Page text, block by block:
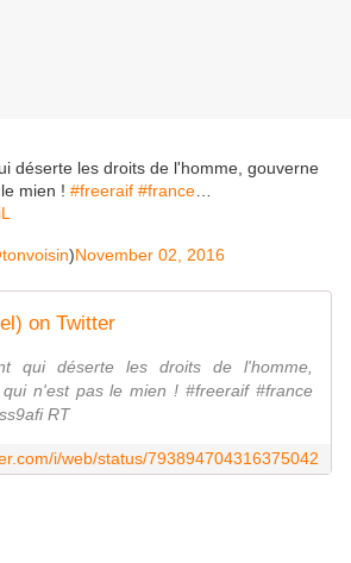
déserte les droits de l'homme, gouverne
mien ! #freeraif #france
)November 02, 2016
on Twitter
qui déserte les droits de l'homme,
n'est pas le mien ! #freeraif #france
RT
i/web/status/793894704316375042